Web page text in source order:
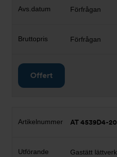
Förfrågan
Förfrågan
Offert
AT 4539D4-20
Gastätt lättverk,